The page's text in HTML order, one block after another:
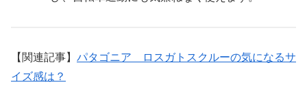
【関連記事】 パタゴニア ロスガトスクルーの気になるサ
イズ感は？